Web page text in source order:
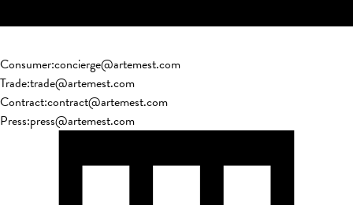
Consumer:concierge@artemest.com
Trade:trade@artemest.com
Contract:contract@artemest.com
Press:press@artemest.com